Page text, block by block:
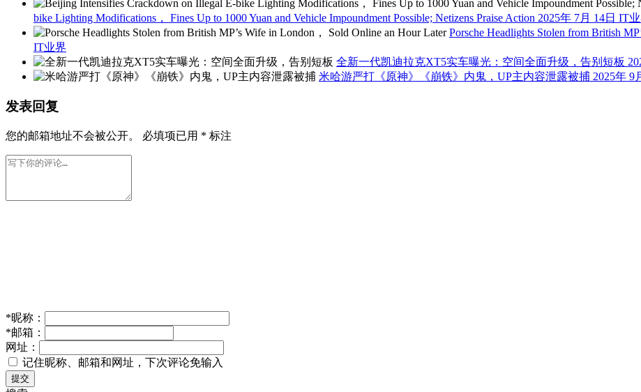
bike Lighting Modifications， Fines Up to 1000 Yuan and Vehicle Impoundment Possible; Netizens Praise Action 2025年 7月 14日 IT
Porsche Headlights Stolen from British
IT业界
全新一代凯迪拉克XT5实车曝光：空间全面升级，告别短板
米哈游严打《原神》《崩铁》内鬼，UP主内容泄露被捕 2025年 9
发表回复
您的邮箱地址不会被公开。 必填项已用 * 标注
*昵称：
*邮箱：
网址：
记住昵称、邮箱和网址，下次评论免输入
提交